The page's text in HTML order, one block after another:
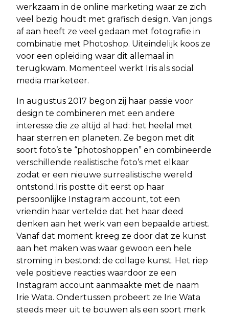
werkzaam in de online marketing waar ze zich
veel bezig houdt met grafisch design. Van jongs
af aan heeft ze veel gedaan met fotografie in
combinatie met Photoshop. Uiteindelijk koos ze
voor een opleiding waar dit allemaal in
terugkwam. Momenteel werkt Iris als social
media marketeer.
In augustus 2017 begon zij haar passie voor
design te combineren met een andere
interesse die ze altijd al had: het heelal met
haar sterren en planeten. Ze begon met dit
soort foto’s te “photoshoppen” en combineerde
verschillende realistische foto’s met elkaar
zodat er een nieuwe surrealistische wereld
ontstond.Iris postte dit eerst op haar
persoonlijke Instagram account, tot een
vriendin haar vertelde dat het haar deed
denken aan het werk van een bepaalde artiest.
Vanaf dat moment kreeg ze door dat ze kunst
aan het maken was waar gewoon een hele
stroming in bestond: de collage kunst. Het riep
vele positieve reacties waardoor ze een
Instagram account aanmaakte met de naam
Irie Wata. Ondertussen probeert ze Irie Wata
steeds meer uit te bouwen als een soort merk